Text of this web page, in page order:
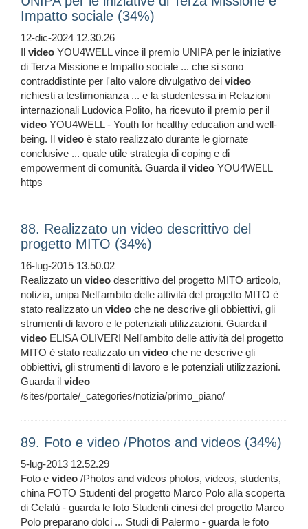
Impatto sociale (34%)
12-dic-2024 12.30.26
Il video YOU4WELL vince il premio UNIPA per le iniziative
di Terza Missione e Impatto sociale ... che si sono
contraddistinte per l'alto valore divulgativo dei video
richiesti a testimonianza ... e la studentessa in Relazioni
internazionali Ludovica Polito, ha ricevuto il premio per il
video YOU4WELL - Youth for healthy education and well-
being. Il video è stato realizzato durante le giornate
conclusive ... quale utile strategia di coping e di
empowerment di comunità. Guarda il video YOU4WELL
https
88. Realizzato un video descrittivo del
progetto MITO (34%)
16-lug-2015 13.50.02
Realizzato un video descrittivo del progetto MITO articolo,
notizia, unipa Nell'ambito delle attività del progetto MITO è
stato realizzato un video che ne descrive gli obbiettivi, gli
strumenti di lavoro e le potenziali utilizzazioni. Guarda il
video ELISA OLIVERI Nell'ambito delle attività del progetto
MITO è stato realizzato un video che ne descrive gli
obbiettivi, gli strumenti di lavoro e le potenziali utilizzazioni.
Guarda il video
/sites/portale/_categories/notizia/primo_piano/
89. Foto e video /Photos and videos (34%)
5-lug-2013 12.52.29
Foto e video /Photos and videos photos, videos, students,
china FOTO Studenti del progetto Marco Polo alla scoperta
di Cefalù - guarda le foto Studenti cinesi del progetto Marco
Polo preparano dolci ... Studi di Palermo - guarda le foto